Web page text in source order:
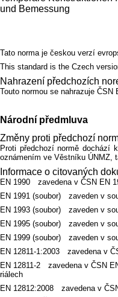
und Bemessung
Tato norma je českou verzí
This standard is the Czech
Nahrazení předchozích
Touto normou se nahrazuje ČSN
Národní předmluva
Změny proti předchozí
Proti předchozí normě dochází
oznámením ve Věstníku ÚNMZ,
Informace o citovaných
EN 1990 zavedena v ČSN EN
EN 1991 (soubor) zaveden v
EN 1993 (soubor) zaveden v
EN 1995 (soubor) zaveden v
EN 1999 (soubor) zaveden v
EN 12811-1:2003 zavedena v
EN 12811-2 zavedena v ČSN
riálech
EN 12812:2008 zavedena v